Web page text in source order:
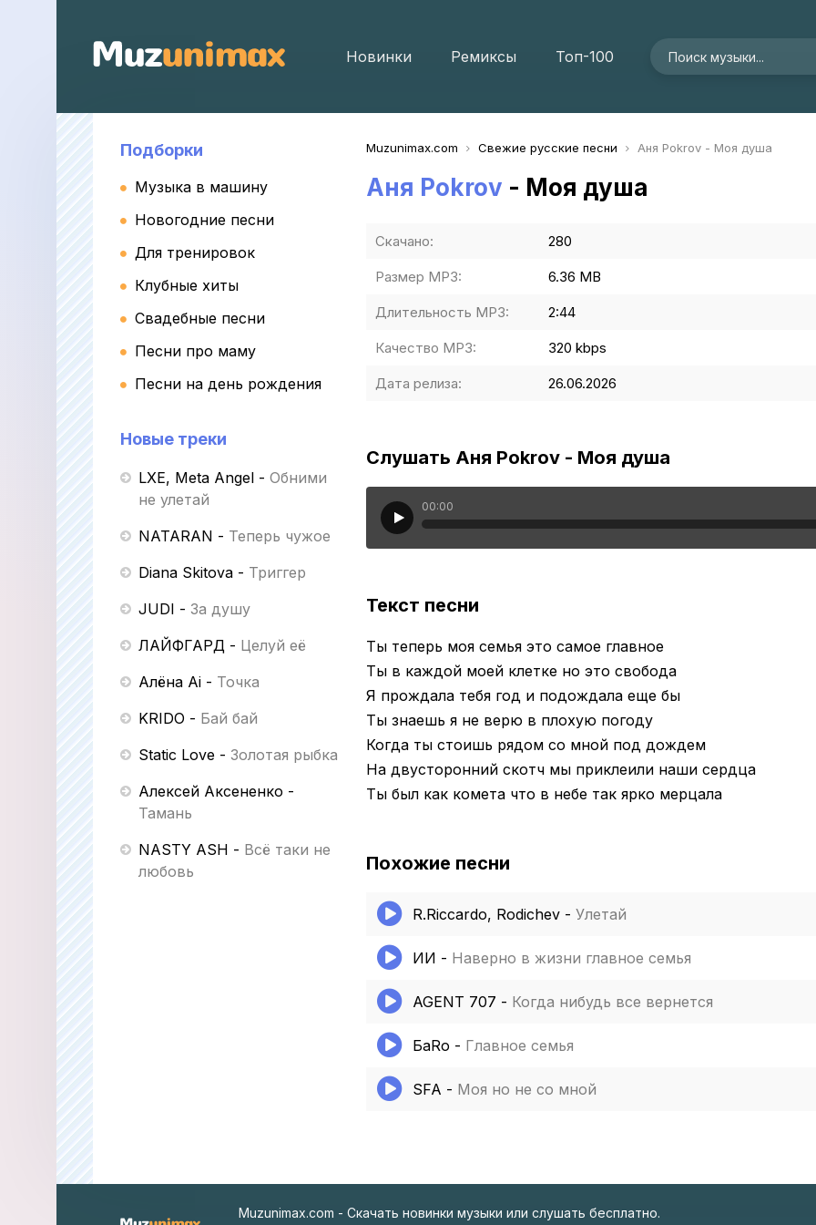
Новинки Ремиксы Топ-100
Подборки
Музыка в машину
Новогодние песни
Для тренировок
Клубные хиты
Свадебные песни
Песни про маму
Песни на день рождения
Новые треки
LXE, Meta Angel - Обними
не улетай
NATARAN - Теперь чужое
Diana Skitova - Триггер
JUDI - За душу
ЛАЙФГАРД - Целуй её
Алёна Ai - Точка
KRIDO - Бай бай
Static Love - Золотая рыбка
Алексей Аксененко -
Тамань
NASTY ASH - Всё таки не
любовь
Muzunimax.com Свежие русские песни Аня Pokrov - Моя душа
Аня Pokrov - Моя душа
Скачано: 280
Размер MP3: 6.36 MB
Длительность MP3: 2:44
Качество MP3: 320 kbps
Дата релиза: 26.06.2026
Слушать Аня Pokrov - Моя душа
00:00
Текст песни
Ты теперь моя семья это самое главное
Ты в каждой моей клетке но это свобода
Я прождала тебя год и подождала еще бы
Ты знаешь я не верю в плохую погоду
Когда ты стоишь рядом со мной под дождем
На двусторонний скотч мы приклеили наши сердца
Ты был как комета что в небе так ярко мерцала
Похожие песни
R.Riccardo, Rodichev - Улетай
ИИ - Наверно в жизни главное семья
AGENT 707 - Когда нибудь все вернется
БаRo - Главное семья
SFA - Моя но не со мной
Muzunimax.com - Скачать новинки музыки или слушать бесплатно.